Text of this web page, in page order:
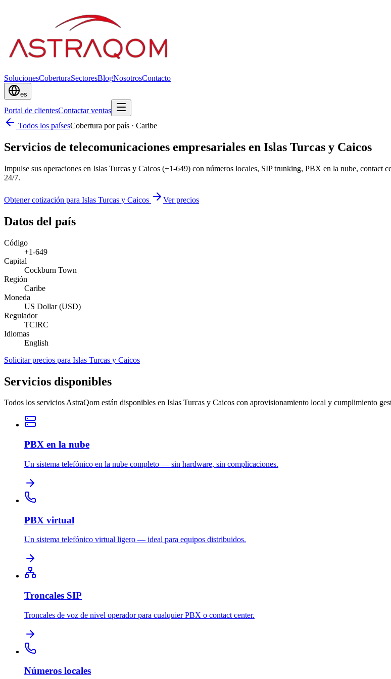
SolucionesCoberturaSectoresBlogNosotrosContacto
es
Portal de clientesContactar ventas
Todos los paísesCobertura por país · Caribe
Servicios de telecomunicaciones empresariales en Islas Turcas y Caicos
Impulse sus operaciones en Islas Turcas y Caicos (+1-649) con números locales, SIP trunking, PBX en la nube,
24/7.
Obtener cotización para Islas Turcas y Caicos Ver precios
Datos del país
Código
+1-649
Capital
Cockburn Town
Región
Caribe
Moneda
US Dollar (USD)
Regulador
TCIRC
Idiomas
English
Solicitar precios para Islas Turcas y Caicos
Servicios disponibles
Todos los servicios AstraQom están disponibles en Islas Turcas y Caicos con aprovisionamiento local y cumplimiento
PBX en la nube
Un sistema telefónico en la nube completo — sin hardware, sin complicaciones.
PBX virtual
Un sistema telefónico virtual ligero — ideal para equipos distribuidos.
Troncales SIP
Troncales de voz de nivel operador para cualquier PBX o contact center.
Números locales